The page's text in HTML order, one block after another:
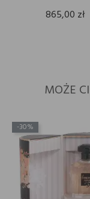
865,00 zł
MOŻE
-30%